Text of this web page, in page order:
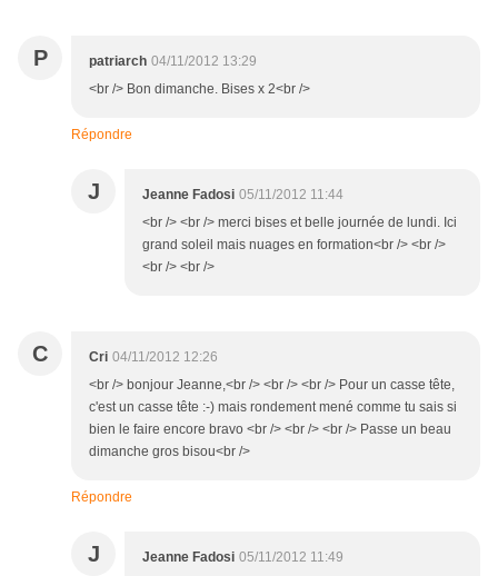
P patriarch 04/11/2012 13:29
<br /> Bon dimanche. Bises x 2<br />
Répondre
J Jeanne Fadosi 05/11/2012 11:44
<br /> <br /> merci bises et belle journée de lundi. Ici
grand soleil mais nuages en formation<br /> <br />
<br /> <br />
C Cri 04/11/2012 12:26
<br /> bonjour Jeanne,<br /> <br /> <br /> Pour un casse tête,
c'est un casse tête :-) mais rondement mené comme tu sais si
bien le faire encore bravo <br /> <br /> <br /> Passe un beau
dimanche gros bisou<br />
Répondre
J Jeanne Fadosi 05/11/2012 11:49